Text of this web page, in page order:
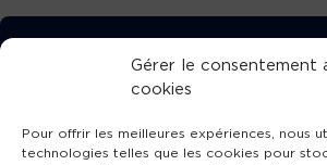
Gérer le consentement
cookies
Pour offrir les meilleures expériences, nous
technologies telles que les cookies pour
TÉLÉCHARGEZ
L’APPLICATION